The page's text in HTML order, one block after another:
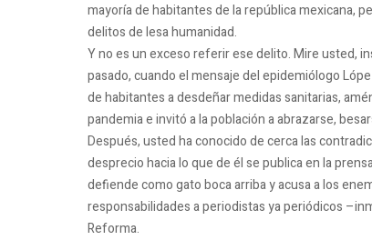
mayoría de habitantes de la república mexicana,
delitos de lesa humanidad.
Y no es un exceso referir ese delito.Mire usted,
pasado, cuando el mensaje del epidemiólogo
de habitantes a desdeñar medidas sanitarias,
pandemia e invitó a la población a abrazarse,
Después, usted ha conocido de cerca las
desprecio hacia lo que de él se publica en la
defiende como gato boca arriba y acusa a los
responsabilidades a periodistas ya periódicos
Reforma.